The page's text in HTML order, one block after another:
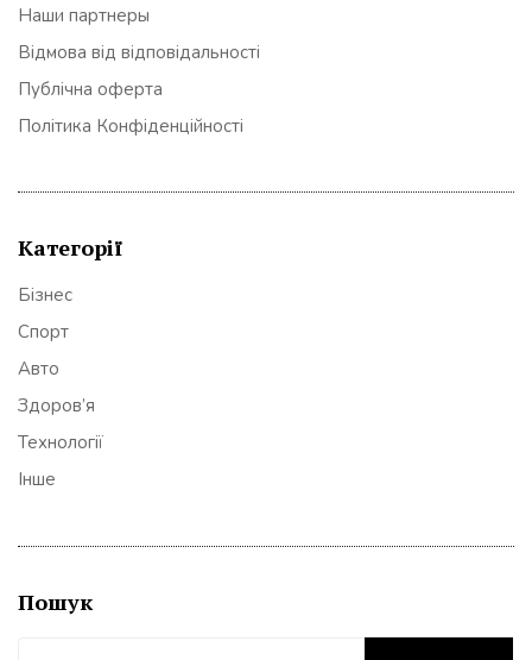
Наши партнеры
Відмова від відповідальності
Публічна оферта
Політика Конфіденційності
Категорії
Бізнес
Спорт
Авто
Здоров’я
Технології
Інше
Пошук